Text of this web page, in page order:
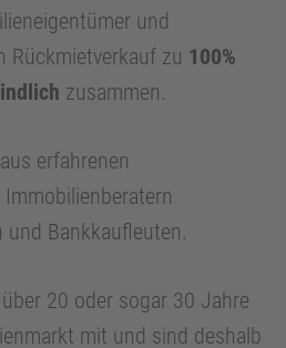
und
Rückmietverkauf zu 100%
zusammen.
erfahrenen
und Bankkaufleuten.
20 oder sogar 30 Jahre
mit und sind deshalb